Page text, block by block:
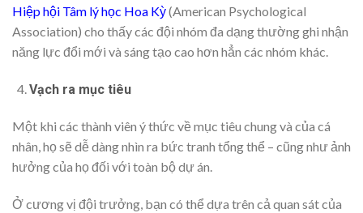
Hiệp hội Tâm lý học Hoa Kỳ(American Psychological
Association) cho thấy các đội nhóm đa dạng thường ghi nhận
năng lực đổi mới và sáng tạo cao hơn hẳn các nhóm khác.
Vạch ra mục tiêu
Một khi các thành viên ý thức về mục tiêu chung và của cá
nhân, họ sẽ dễ dàng nhìn ra bức tranh tổng thể – cũng như ảnh
hưởng của họ đối với toàn bộ dự án.
Ở cương vị đội trưởng, bạn có thể dựa trên cả quan sát của